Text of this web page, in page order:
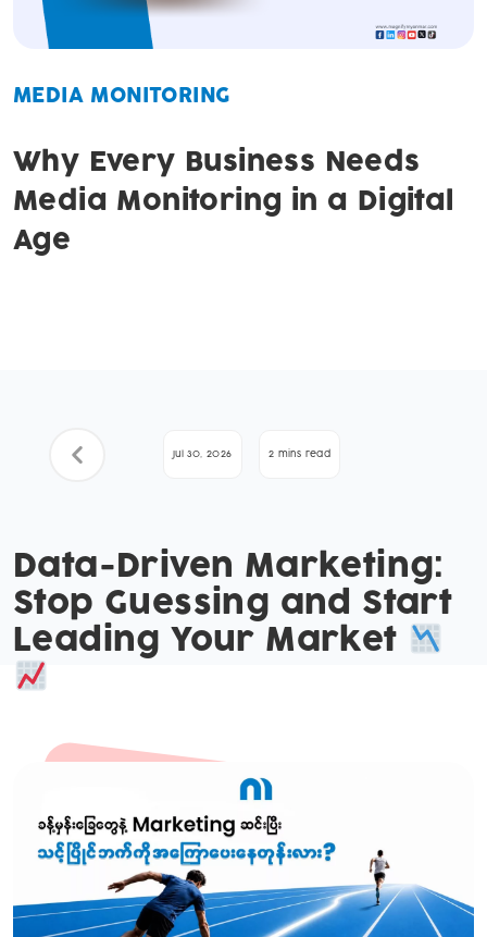
MEDIA MONITORING
Why Every Business Needs
Media Monitoring in a Digital
Age
Jul 30, 2026 2 mins read
Data-Driven Marketing:
Stop Guessing and Start
Leading Your Market